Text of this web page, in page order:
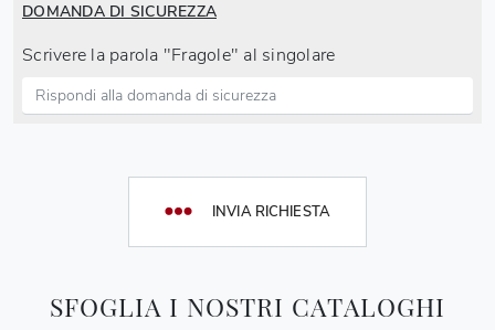
SFOGLIA I NOSTRI CATALOGHI
DOMANDA DI SICUREZZA
Scrivere la parola "Fragole" al singolare
INVIA RICHIESTA